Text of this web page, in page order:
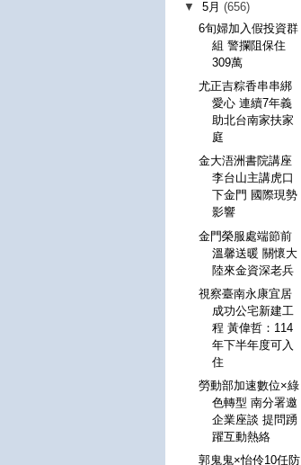
▼5月(656)
6旬婦加入假投資群
組 警攔阻保住
309萬
尤正吉粽香串串綁
愛心 連續7年義
助北台南家扶家
庭
金大浯洲書院講座
李台山主講虎口
下金門 國際現勢
影響
金門榮服處端節前
溫馨送暖 關懷大
陸來金資深老兵
視察臺南永康宜居
成功公宅新建工
程 黃偉哲：114
年下半年度可入
住
勞動部加速數位×綠
色轉型 南分署邀
企業座談 提問踴
躍互動熱絡
郭鬼鬼×怡伶10任防